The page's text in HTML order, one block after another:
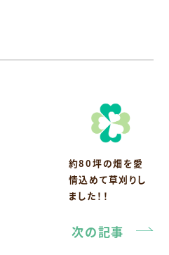
約80坪の畑を愛
情込めて草刈りし
ました！！
次の記事